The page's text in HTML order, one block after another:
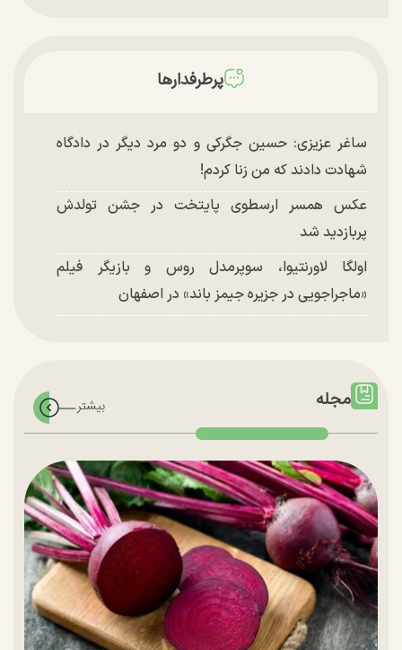
پرطرفدارها
ساغر عزیزی: حسین جگرکی و دو مرد دیگر در دادگاه
شهادت دادند که من زنا کردم!
عکس همسر ارسطوی پایتخت در جشن تولدش
پربازدید شد
اولگا لاورنتیوا، سوپرمدل روس و بازیگر فیلم
«ماجراجویی در جزیره جیمز باند» در اصفهان
مجله